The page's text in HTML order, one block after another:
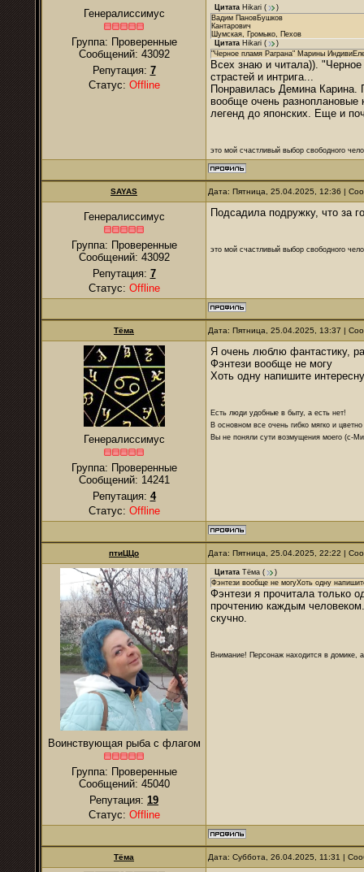
Генералиссимус
Группа: Проверенные
Сообщений: 43092
Репутация: 7
Статус: Offline
Цитата Hikari (
)
Вадим ПановБушков
Кантарович
Шумская, Громыко, Пехов
Цитата Hikari (
)
"Черное пламя Раграна" Марины
Всех знаю и читала)).
страстей и интрига...
Понравилась Демина Карина.
вообще очень разноплановые
легенд до японских. Еще и
это мой счастливый выбор свободного
SAYAS Дата: Пятница, 25.04.2025, 12:36 |
Генералиссимус
Группа: Проверенные
Сообщений: 43092
Репутация: 7
Статус: Offline
Подсадила подружку, что за
это мой счастливый выбор свободного
Тёма Дата: Пятница, 25.04.2025, 13:37 |
Генералиссимус
Группа: Проверенные
Сообщений: 14241
Репутация: 4
Статус: Offline
Я очень люблю фантастику,
Фэнтези вообще не могу
Хоть одну напишите
Есть люди удобные в быту, а есть нет!
В основном все очень гибко мягко и цветно
Вы не поняли сути возмущения моего (с-
птиЦЦо Дата: Пятница, 25.04.2025, 22:22 |
Воинствующая рыба с флагом
Группа: Проверенные
Сообщений: 45040
Репутация: 19
Статус: Offline
Цитата Тёма (
)
Фэнтези вообще не могуХоть одну
Фэнтези я прочитала только
прочтению каждым
скучно.
Внимание! Персонаж находится в домике,
Тёма Дата: Суббота, 26.04.2025, 11:31 |